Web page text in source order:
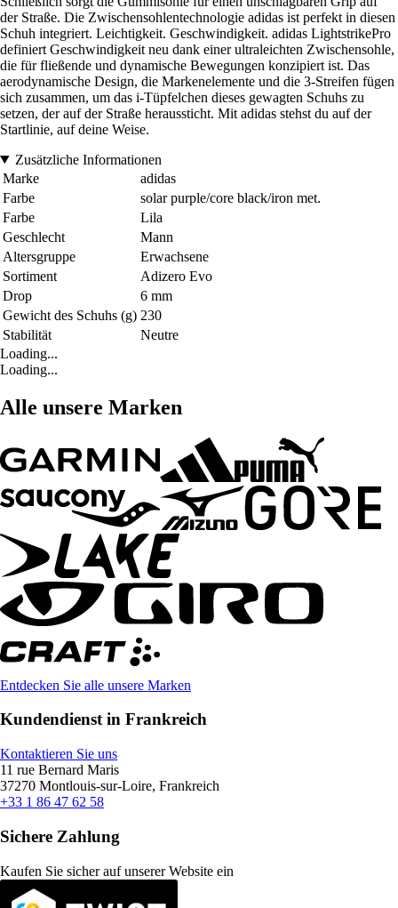
der Straße. Die Zwischensohlentechnologie adidas ist perfekt in diesen
Schuh integriert. Leichtigkeit. Geschwindigkeit. adidas LightstrikePro
definiert Geschwindigkeit neu dank einer ultraleichten Zwischensohle,
die für fließende und dynamische Bewegungen konzipiert ist. Das
aerodynamische Design, die Markenelemente und die 3-Streifen fügen
sich zusammen, um das i-Tüpfelchen dieses gewagten Schuhs zu
setzen, der auf der Straße heraussticht. Mit adidas stehst du auf der
Startlinie, auf deine Weise.
Zusätzliche Informationen
Marke
adidas
Farbe
solar purple/core black/iron met.
Farbe
Lila
Geschlecht
Mann
Altersgruppe
Erwachsene
Sortiment
Adizero Evo
Drop
6 mm
Gewicht des Schuhs (g) 230
Stabilität
Neutre
Loading...
Loading...
Alle unsere Marken
Entdecken Sie alle unsere Marken
Kundendienst in Frankreich
Kontaktieren Sie uns
11 rue Bernard Maris
37270 Montlouis-sur-Loire, Frankreich
+33 1 86 47 62 58
Sichere Zahlung
Kaufen Sie sicher auf unserer Website ein